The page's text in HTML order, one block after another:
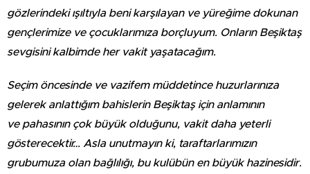
gözlerindeki ışıltıyla beni karşılayan ve yüreğime dokunan
gençlerimize ve çocuklarımıza borçluyum. Onların Beşiktaş
sevgisini kalbimde her vakit yaşatacağım.
Seçim öncesinde ve vazifem müddetince huzurlarınıza
gelerek anlattığım bahislerin Beşiktaş için anlamının
ve pahasının çok büyük olduğunu, vakit daha yeterli
gösterecektir… Asla unutmayın ki, taraftarlarımızın
grubumuza olan bağlılığı, bu kulübün en büyük hazinesidir.